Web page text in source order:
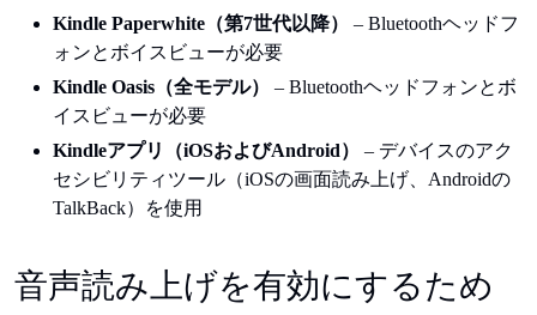
Kindle Paperwhite（第7世代以降）
– Bluetoothヘッドフ
ォンとボイスビューが必要
Kindle Oasis（全モデル）
– Bluetoothヘッドフォンとボ
イスビューが必要
Kindleアプリ（iOSおよびAndroid）
– デバイスのアク
セシビリティツール（iOSの画面読み上げ、Androidの
TalkBack）を使用
音声読み上げを有効にするため